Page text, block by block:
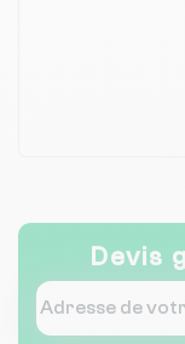
Devis